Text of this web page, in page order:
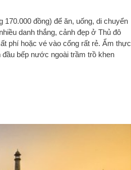
đồng) để ăn, uống, di chuyển
danh thắng, cảnh đẹp ở Thủ đô
phí hoặc vé vào cổng rất rẻ. Ẩm thực
bếp nước ngoài trầm trồ khen